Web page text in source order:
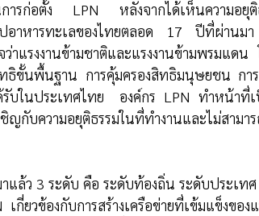
การก่อตั้ง LPN หลังจากได้เห็นความอยุติ
ปอาหารทะเลของไทยตลอด 17 ปีที่ผ่าน
าแรงงานข้ามชาติและแรงงานข้ามพรมแด
ทธิขั้นพื้นฐาน การคุ้มครองสิทธิมนุษยชน กา
บในประเทศไทย  องค์กร LPN ทำหน้าที่
ญกับความอยุติธรรมในที่ทำงานและไม่สามา
แล้ว 3 ระดับ คือ ระดับท้องถิ่น ระดับประเท
กี่ยวข้องกับการสร้างเครือข่ายที่เข้มแข็งขอ